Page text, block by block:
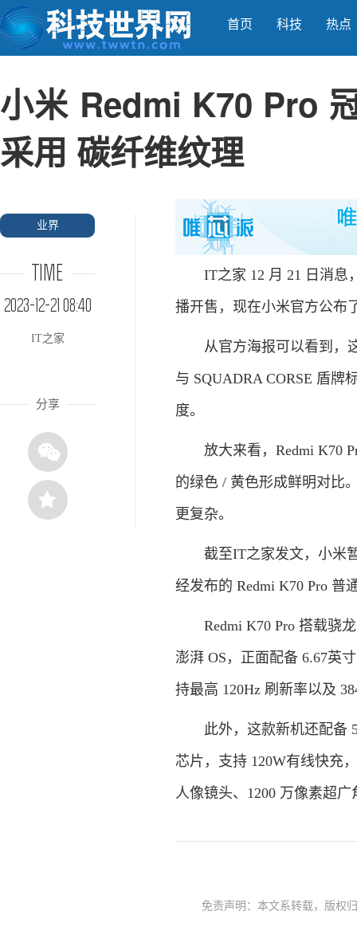
首页 科技 热点
小米 Redmi K70 Pro
采用 碳纤维纹理
业界
TIME
2023-12-21 08:40
IT之家
分享
IT之家 12 月 21 日消息，
播开售，现在小米官方公布
从官方海报可以看到，这
与 SQUADRA CORSE 盾
度。
放大来看，Redmi K70
的绿色 / 黄色形成鲜明对比
更复杂。
截至IT之家发文，小米暂
经发布的 Redmi K70 Pro 普
Redmi K70 Pro 搭载骁龙
澎湃 OS，正面配备 6.67英
持最高 120Hz 刷新率以及
此外，这款新机还配备
芯片，支持 120W有线快充
人像镜头、1200 万像素超
免责声明：本文系转载，版权